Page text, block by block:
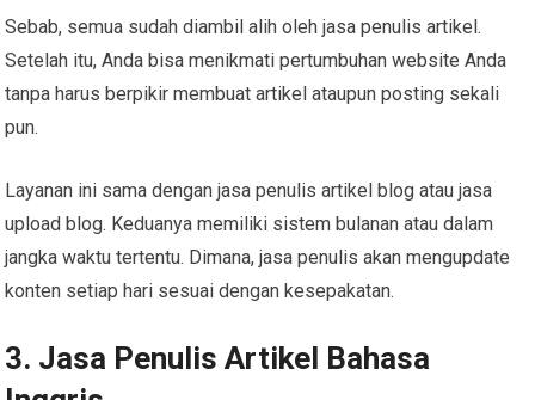
Sebab, semua sudah diambil alih oleh jasa penulis artikel.
Setelah itu, Anda bisa menikmati pertumbuhan website Anda
tanpa harus berpikir membuat artikel ataupun posting sekali
pun.
Layanan ini sama dengan jasa penulis artikel blog atau jasa
upload blog. Keduanya memiliki sistem bulanan atau dalam
jangka waktu tertentu. Dimana, jasa penulis akan mengupdate
konten setiap hari sesuai dengan kesepakatan.
3. Jasa Penulis Artikel Bahasa